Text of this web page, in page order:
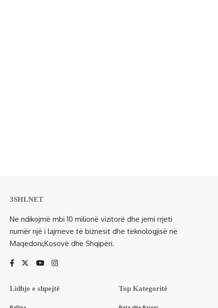
3SHI.NET
Ne ndikojmë mbi 10 milionë vizitorë dhe jemi rrjeti
numër një i lajmeve të biznesit dhe teknologjisë në
Maqedoni,Kosovë dhe Shqipëri.
Lidhje e shpejtë Top Kategoritë